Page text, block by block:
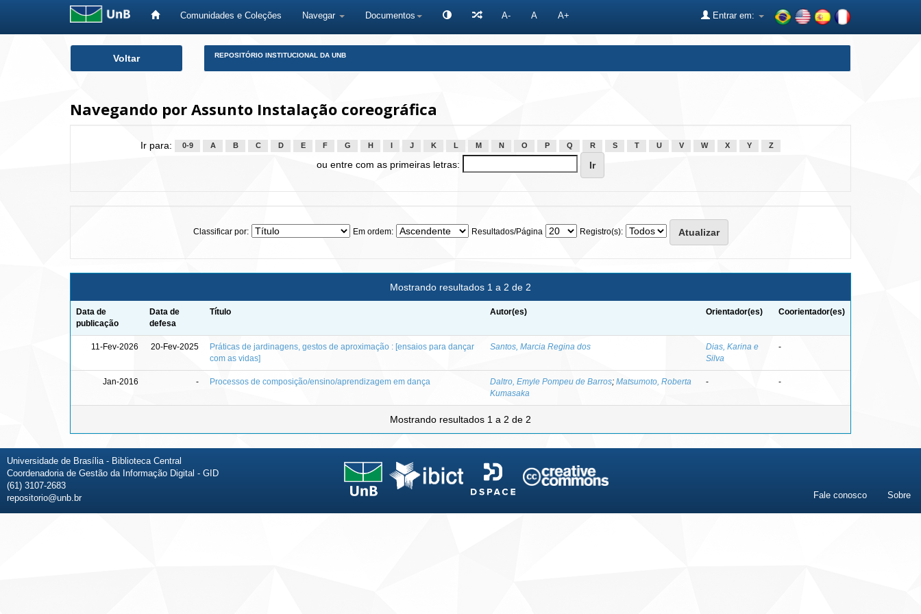
Comunidades e Coleções Navegar Documentos A- A A+ Entrar em:
Voltar REPOSITÓRIO INSTITUCIONAL DA UNB
Navegando por Assunto Instalação coreográfica
Ir para: 0-9 A B C D E F G H J K L M N O P Q R S T U V W X Y Z
ou entre com as primeiras letras:
Classificar por: Em ordem: Resultados/Página Registro(s):
Mostrando resultados 1 a 2 de 2
Data de
publicação
Data de
defesa
Título Autor(es) Orientador(es) Coorientador(es)
11-Fev-2026 20-Fev-2025
Práticas de jardinagens, gestos de aproximação : [ensaios para dançar
com as vidas]
Santos, Marcia Regina dos
Dias, Karina e
Silva
-
Jan-2016 - Processos de composição/ensino/aprendizagem em dança Daltro, Emyle Pompeu de Barros; Matsumoto, Roberta
Kumasaka
- -
Mostrando resultados 1 a 2 de 2
Universidade de Brasília - Biblioteca Central
Coordenadoria de Gestão da Informação Digital - GID
(61) 3107-2683
repositorio@unb.br
Fale conosco Sobre